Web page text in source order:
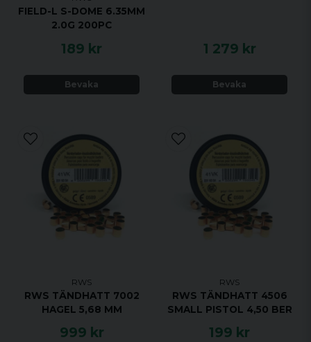
FIELD-L S-DOME 6.35MM
2.0G 200PC
189 kr
Bevaka
1 279 kr
Bevaka
RWS
RWS TÄNDHATT 7002
HAGEL 5,68 MM
999 kr
RWS
RWS TÄNDHATT 4506
SMALL PISTOL 4,50 BER
199 kr